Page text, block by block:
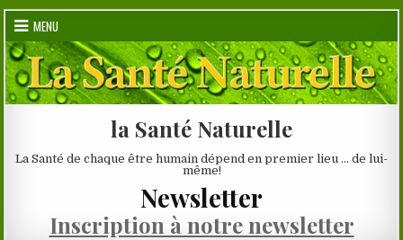
Skip
content
MENU
la Santé Naturelle
La Santé de chaque être humain dépend en premier lieu … de lui-
même!
Newsletter
Inscription à notre newsletter